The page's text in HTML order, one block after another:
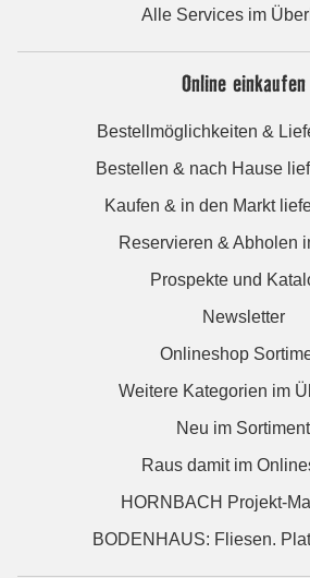
Alle Services im
Online einkaufen
Bestellmöglichkeiten &
Bestellen & nach Hause
Kaufen & in den Markt
Reservieren & Abholen
Prospekte und
Newsletter
Onlineshop
Weitere Kategorien im
Neu im Sortiment
Raus damit im
HORNBACH Projekt-
BODENHAUS: Fliesen.